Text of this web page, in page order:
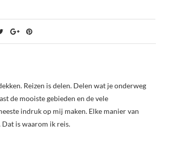
Reizen is delen. Delen wat je onderweg
de mooiste gebieden en de vele
indruk op mij maken. Elke manier van
is waarom ik reis.